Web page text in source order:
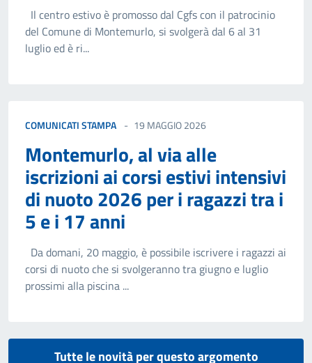
Il centro estivo è promosso dal Cgfs con il patrocinio
del Comune di Montemurlo, si svolgerà dal 6 al 31
luglio ed è ri...
COMUNICATI STAMPA 19 MAGGIO 2026
Montemurlo, al via alle
iscrizioni ai corsi estivi intensivi
di nuoto 2026 per i ragazzi tra i
5 e i 17 anni
Da domani, 20 maggio, è possibile iscrivere i ragazzi ai
corsi di nuoto che si svolgeranno tra giugno e luglio
prossimi alla piscina ...
Tutte le novità per questo argomento